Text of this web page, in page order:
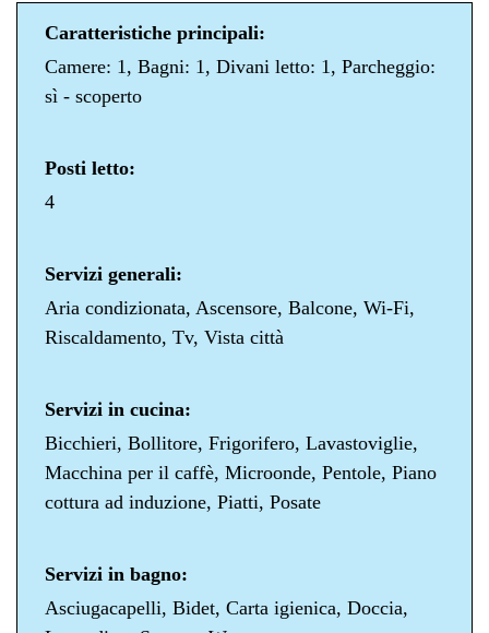
Caratteristiche principali:
Camere: 1, Bagni: 1, Divani letto: 1, Parcheggio:
sì - scoperto
Posti letto:
4
Servizi generali:
Aria condizionata, Ascensore, Balcone, Wi-Fi,
Riscaldamento, Tv, Vista città
Servizi in cucina:
Bicchieri, Bollitore, Frigorifero, Lavastoviglie,
Macchina per il caffè, Microonde, Pentole, Piano
cottura ad induzione, Piatti, Posate
Servizi in bagno:
Asciugacapelli, Bidet, Carta igienica, Doccia,